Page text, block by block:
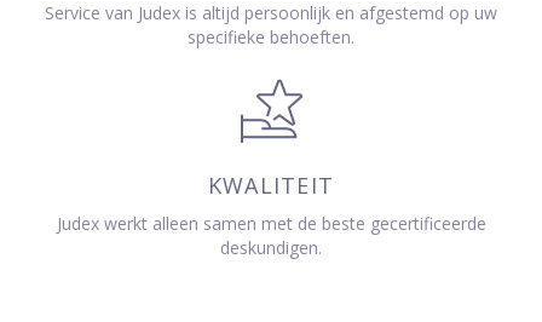
Service van Judex is altijd persoonlijk en afgestemd op uw
specifieke behoeften.
KWALITEIT
Judex werkt alleen samen met de beste gecertificeerde
deskundigen.